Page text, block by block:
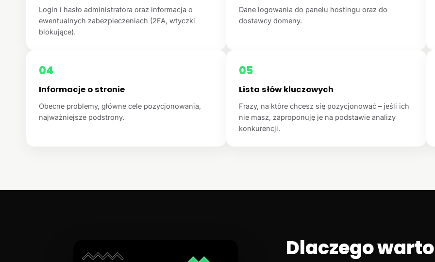
Login i hasło administratora oraz informacja o
ewentualnych zabezpieczeniach (2FA, wtyczki
blokujące).
Dane logowania do panelu hostingu oraz do
dostawcy domeny.
04
Informacje o stronie
Obecne problemy, główne cele pozycjonowania,
najważniejsze podstrony.
05
Lista słów kluczowych
Frazy, na które chcesz się pozycjonować – jeśli ich
nie masz, zaproponuję je na podstawie analizy
konkurencji.
Dlaczego